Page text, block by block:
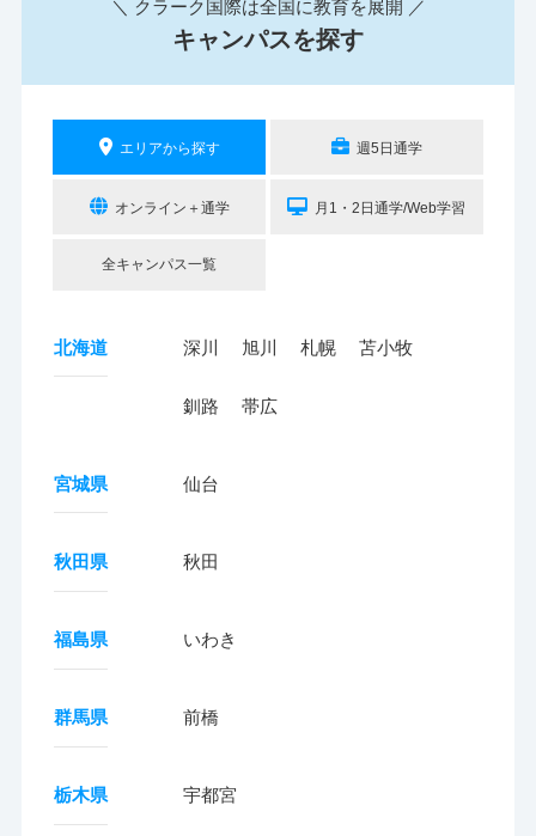
＼ クラーク国際は全国に教育を展開 ／
キャンパスを探す
エリアから探す 週5日通学
オンライン＋通学 月1・2日通学/Web学習
全キャンパス一覧
北海道 深川 旭川 札幌 苫小牧
釧路 帯広
宮城県 仙台
秋田県 秋田
福島県 いわき
群馬県 前橋
栃木県 宇都宮